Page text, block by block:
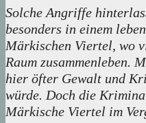
Solche Angriffe
besonders in einem
Märkischen Viertel, wo
Raum zusammenleben.
hier öfter Gewalt und
würde. Doch die
Märkische Viertel im